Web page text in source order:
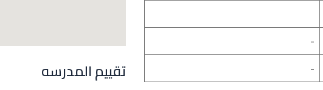
-
- تقييم المدرسه